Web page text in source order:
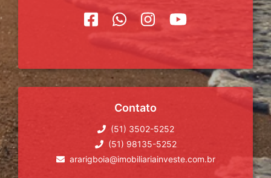
Contato
(51) 3502-5252
(51) 98135-5252
ararigboia@imobiliariainveste.com.br